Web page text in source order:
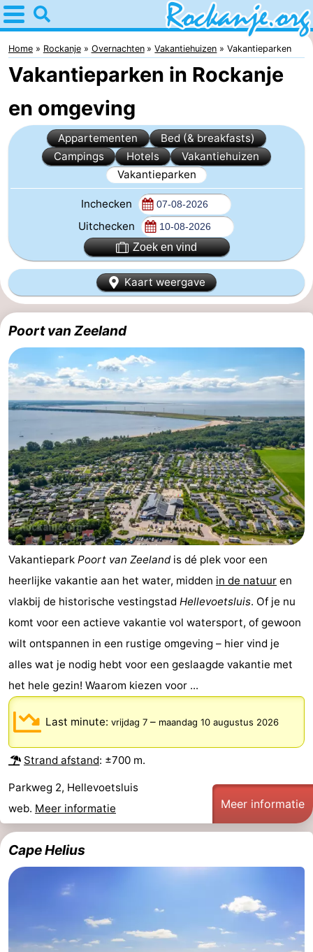
Home
Rockanje
Tips
Voor
kinderen
Overnachten
breakfasts)
Hotels
Vakantiehuizen
-
Cape
Helius
-
Poort
Zeeland
Waterbos
Last
minutes
Strand
Zien
doen
-
Monumenten
-
-
Speeltuinen
-
Binnenspeeltuinen
Wellness
centra
Dorpen
Natuur
Home Rockanje Overnachten Vakantiehuizen Vakantieparken
Vakantieparken in Rockanje
en omgeving
Appartementen
Bed (& breakfasts)
Campings
Hotels
Vakantiehuizen
Vakantieparken
Inchecken
Uitchecken
Zoek en vind
Kaart weergave
Poort van Zeeland
Vakantiepark Poort van Zeelandis dé plek voor een
heerlijke vakantie aan het water, midden in de natuur en
vlakbij de historische vestingstad Hellevoetsluis. Of je nu
komt voor een actieve vakantie vol watersport, of gewoon
wilt ontspannen in een rustige omgeving – hier vind je
alles wat je nodig hebt voor een geslaagde vakantie met
het hele gezin! Waarom kiezen voor ...
Last minute: vrijdag 7 – maandag 10 augustus 2026
Strand afstand: ±700 m.
Parkweg 2, Hellevoetsluis
web. Meer informatie Meer informatie
Cape Helius